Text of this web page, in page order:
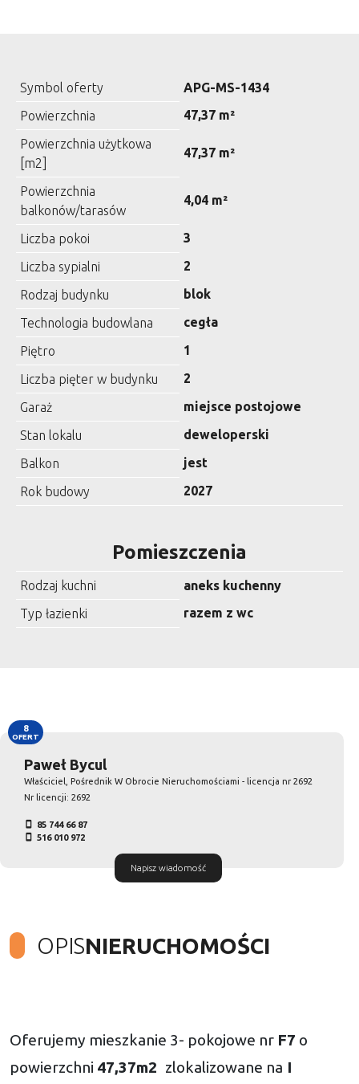
Symbol oferty
APG-MS-1434
Powierzchnia
47,37 m²
Powierzchnia użytkowa
[m2]
47,37 m²
Powierzchnia
balkonów/tarasów
4,04 m²
Liczba pokoi
3
Liczba sypialni
2
Rodzaj budynku
blok
Technologia budowlana
cegła
Piętro
1
Liczba pięter w budynku
2
Garaż
miejsce postojowe
Stan lokalu
deweloperski
Balkon
jest
Rok budowy
2027
Pomieszczenia
Rodzaj kuchni
aneks kuchenny
Typ łazienki
razem z wc
Paweł Bycul
Właściciel, Pośrednik W Obrocie Nieruchomościami - licencja nr 2692
Nr licencji: 2692
85 744 66 87
516 010 972
Napisz wiadomość
8
OFERT
OPISNIERUCHOMOŚCI
Oferujemy mieszkanie 3- pokojowe nr F7 o
powierzchni 47,37m2 zlokalizowane na I